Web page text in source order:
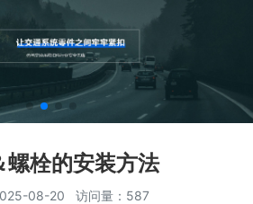
螺栓的安装方法
08-20 访问量：587